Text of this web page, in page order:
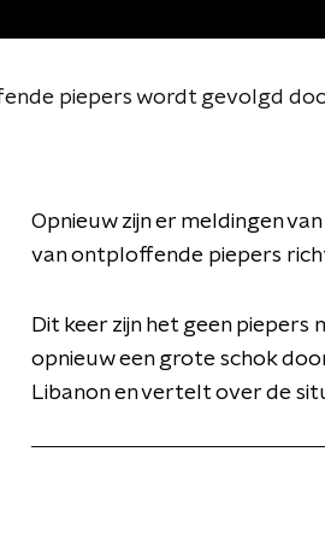
piepers wordt gevolgd
Opnieuw zijn er meldingen
van ontploffende piepers
Dit keer zijn het geen
opnieuw een grote schok
Libanon en vertelt over de